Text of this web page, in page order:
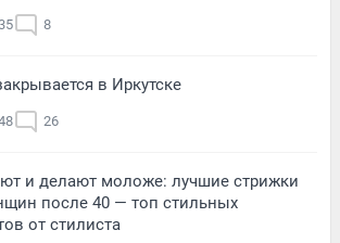
8
в Иркутске
26
и делают моложе: лучшие стрижки
после 40 — топ стильных
от стилиста